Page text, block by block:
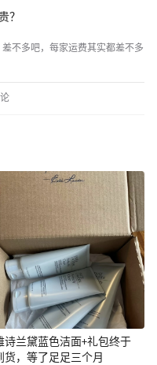
？
差不多吧，每家运费其实都差不多
诗兰黛蓝色洁面+礼包终于
货，等了足足三个月